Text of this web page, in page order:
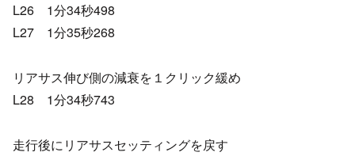
L26 1分34秒498
L27 1分35秒268
リアサス伸び側の減衰を１クリック緩め
L28 1分34秒743
走行後にリアサスセッティングを戻す